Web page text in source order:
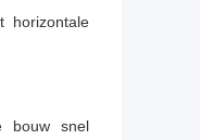
horizontale
bouw snel